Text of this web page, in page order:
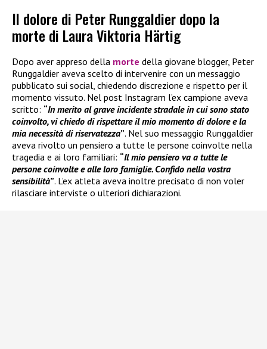
Il dolore di Peter Runggaldier dopo la
morte di Laura Viktoria Härtig
Dopo aver appreso della morte della giovane blogger, Peter
Runggaldier aveva scelto di intervenire con un messaggio
pubblicato sui social, chiedendo discrezione e rispetto per il
momento vissuto. Nel post Instagram l’ex campione aveva
scritto: “In merito al grave incidente stradale in cui sono stato
coinvolto, vi chiedo di rispettare il mio momento di dolore e la
mia necessità di riservatezza”. Nel suo messaggio Runggaldier
aveva rivolto un pensiero a tutte le persone coinvolte nella
tragedia e ai loro familiari: “Il mio pensiero va a tutte le
persone coinvolte e alle loro famiglie. Confido nella vostra
sensibilità”. L’ex atleta aveva inoltre precisato di non voler
rilasciare interviste o ulteriori dichiarazioni.